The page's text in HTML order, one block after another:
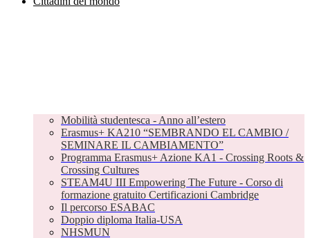
Mobilità studentesca - Anno all’estero
Erasmus+ KA210 “SEMBRANDO EL CAMBIO /
SEMINARE IL CAMBIAMENTO”
Programma Erasmus+ Azione KA1 - Crossing Roots &
Crossing Cultures
STEAM4U III Empowering The Future - Corso di
formazione gratuito Certificazioni Cambridge
Il percorso ESABAC
Doppio diploma Italia-USA
NHSMUN